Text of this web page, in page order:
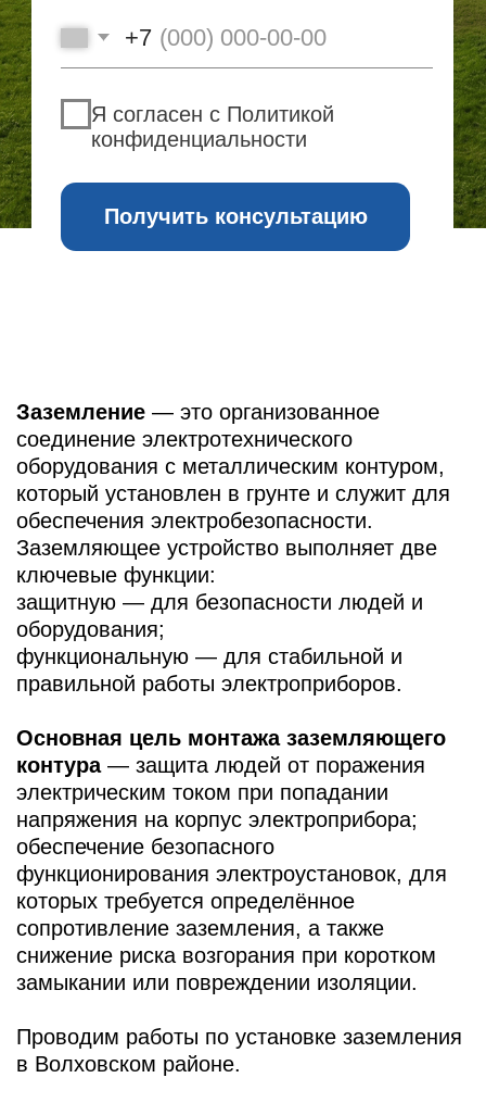
Заземление— это организованное
соединение электротехнического
оборудования с металлическим контуром,
который установлен в грунте и служит для
обеспечения электробезопасности.
Заземляющее устройство выполняет две
ключевые функции:
защитную — для безопасности людей и
оборудования;
функциональную — для стабильной и
правильной работы электроприборов.
сопротивление заземления, а также
снижение риска возгорания при коротком
замыкании или повреждении изоляции.
Проводим работы по установке заземления
в Волховском районе.
НАШИ ПРЕИМУЩЕСТВА